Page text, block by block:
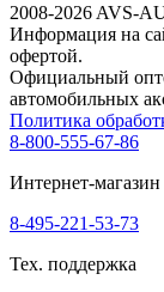
2008-2026 AVS-
Информация на
офертой.
Официальный
автомобильных
Политика
8-800-555-67-86
Интернет-магазин
8-495-221-53-73
Тех. поддержка